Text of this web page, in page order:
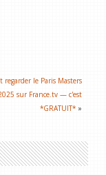
regarder le Paris Masters
sur France.tv — c'est
*GRATUIT* »